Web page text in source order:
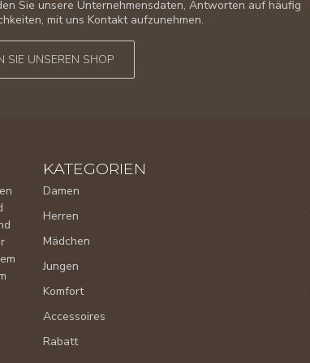
Sie unsere Unternehmensdaten, Antworten auf häufig
mit uns Kontakt aufzunehmen.
SIE UNSEREN SHOP
KATEGORIEN
Damen
Herren
Mädchen
Jungen
Komfort
Accessoires
Rabatt